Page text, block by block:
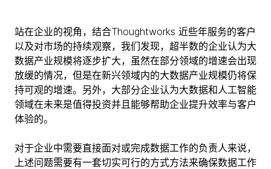
站在企业的视角，结合Thoughtworks 近些年服务的客户
以及对市场的持续观察，我们发现，超半数的企业认为大
数据产业规模将逐步扩大，虽然在部分领域的增速会出现
放缓的情况，但是在新兴领域内的大数据产业规模仍将保
持可观的增速。另外，大部分企业认为大数据和人工智能
领域在未来是值得投资并且能够帮助企业提升效率与客户
体验的。
对于企业中需要直接面对或完成数据工作的负责人来说，
上述问题需要有一套切实可行的方式方法来确保数据工作